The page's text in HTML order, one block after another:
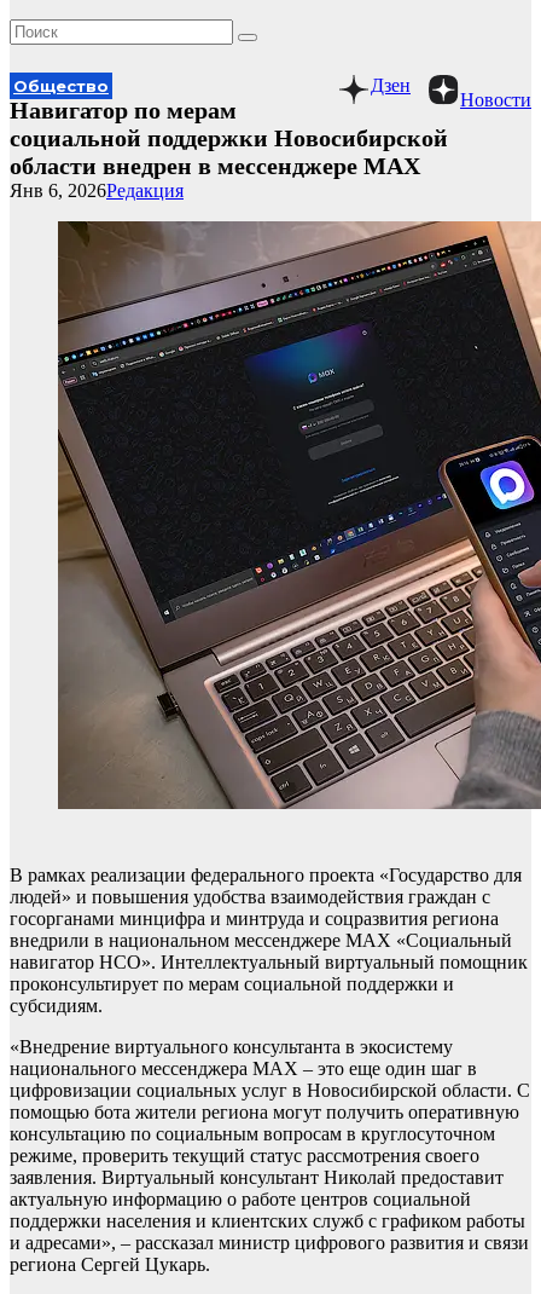
Новости
Дзен
Общество
Навигатор по мерам
социальной поддержки Новосибирской
области внедрен в мессенджере MAX
Редакция
Янв 6, 2026
В рамках реализации федерального проекта «Государство для
людей» и повышения удобства взаимодействия граждан с
госорганами минцифра и минтруда и соцразвития региона
внедрили в национальном мессенджере МАХ «Социальный
навигатор НСО». Интеллектуальный виртуальный помощник
проконсультирует по мерам социальной поддержки и
субсидиям.
«Внедрение виртуального консультанта в экосистему
национального мессенджера МАХ – это еще один шаг в
цифровизации социальных услуг в Новосибирской области. С
помощью бота жители региона могут получить оперативную
консультацию по социальным вопросам в круглосуточном
режиме, проверить текущий статус рассмотрения своего
заявления. Виртуальный консультант Николай предоставит
актуальную информацию о работе центров социальной
поддержки населения и клиентских служб с графиком работы
и адресами», – рассказал министр цифрового развития и связи
региона Сергей Цукарь.